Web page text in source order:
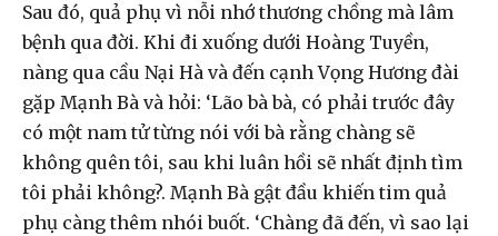
Sau đó, quả phụ vì nỗi nhớ thương chồng mà lâm
bệnh qua đời. Khi đi xuống dưới Hoàng Tuyền,
nàng qua cầu Nại Hà và đến cạnh Vọng Hương đài
gặp Mạnh Bà và hỏi: ‘Lão bà bà, có phải trước đây
có một nam tử từng nói với bà rằng chàng sẽ
không quên tôi, sau khi luân hồi sẽ nhất định tìm
tôi phải không?. Mạnh Bà gật đầu khiến tim quả
phụ càng thêm nhói buốt. ‘Chàng đã đến, vì sao lại